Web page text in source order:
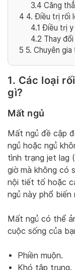
3.4 Căng
4 4. Điều trị rối
4.1 Điều trị
4.2 Thay
5 5. Chuyên
1. Các loại
gì?
Mất ngủ
Mất ngủ đề cập
ngủ hoặc ngủ
tình trạng jet lag
giờ mà không có
nội tiết tố hoặc
ngủ này phổ biến
Mất ngủ có thể
cuộc sống của
Phiền muộn.
Khó tập trung.